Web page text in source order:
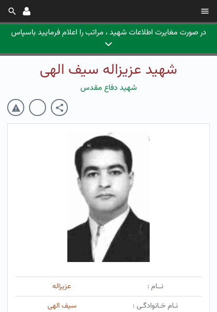
در صورت مغایرت اطلاعات شهید ، مراتب را اعلام فرمایید باسپاس
شهید عزیزاله سیف الهی
شهید دفاع مقدس
نــام :
عزیزاله
نـام خـانوادگـی :
سیف الهی